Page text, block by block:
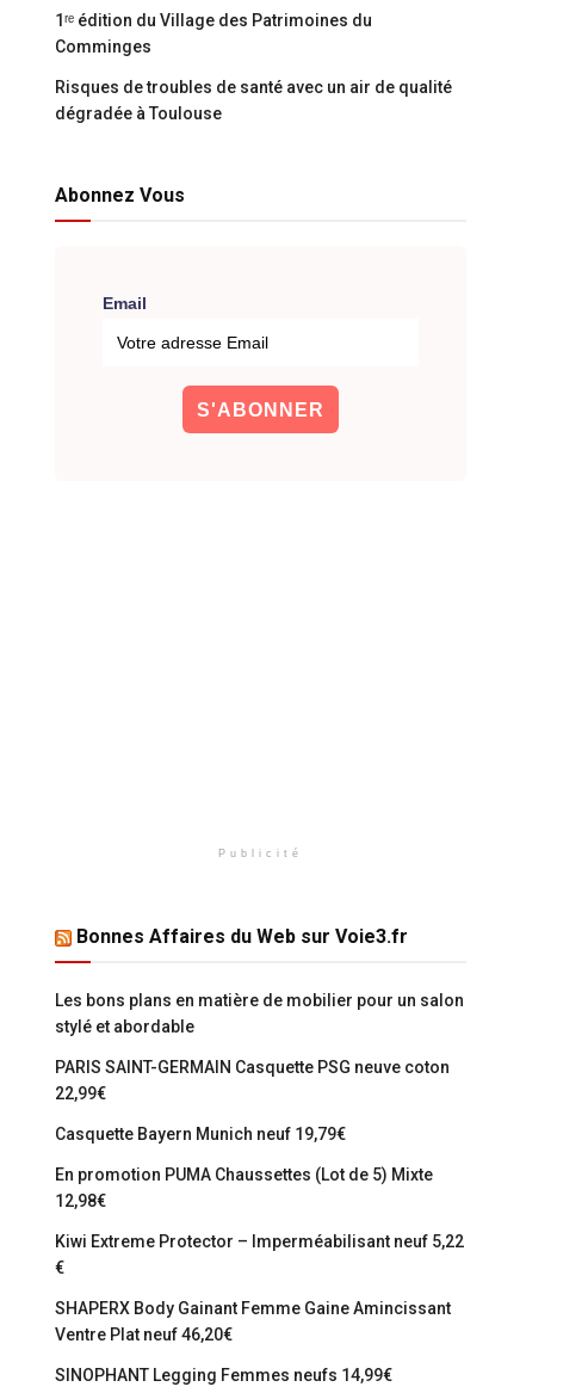
1ʳᵉ édition du Village des Patrimoines du
Comminges
Risques de troubles de santé avec un air de qualité
dégradée à Toulouse
Abonnez Vous
Email
Publicité
Bonnes Affaires du Web sur Voie3.fr
Les bons plans en matière de mobilier pour un salon
stylé et abordable
PARIS SAINT-GERMAIN Casquette PSG neuve coton
22,99€
Casquette Bayern Munich neuf 19,79€
En promotion PUMA Chaussettes (Lot de 5) Mixte
12,98€
Kiwi Extreme Protector – Imperméabilisant neuf 5,22
€
SHAPERX Body Gainant Femme Gaine Amincissant
Ventre Plat neuf 46,20€
SINOPHANT Legging Femmes neufs 14,99€